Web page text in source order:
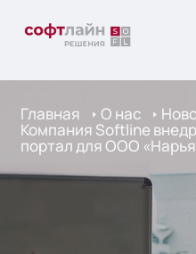
Главная О нас
Компания Softline
портал для ООО